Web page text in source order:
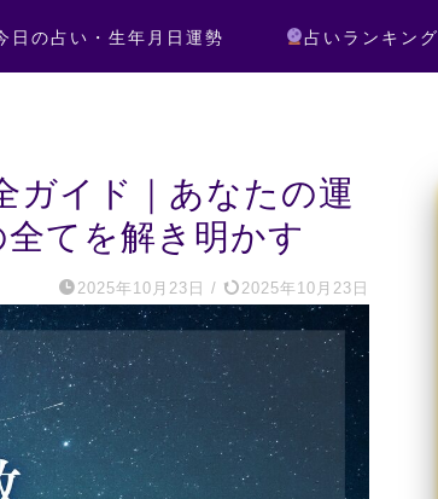
日の占い・生年月日運勢 占いランキング
ガイド｜あなたの運
てを解き明かす
2025年10月23日 / 2025年10月23日